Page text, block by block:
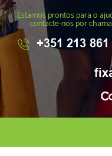
Estamos prontos para o
contacte-nos por
+351 213 861